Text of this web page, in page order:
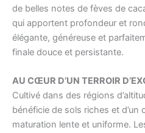
de belles notes de fèves de
qui apportent profondeur et
élégante, généreuse et
finale douce et persistante.
AU CŒUR D’UN TERROIR
Cultivé dans des régions
bénéficie de sols riches et d’un
maturation lente et uniforme.